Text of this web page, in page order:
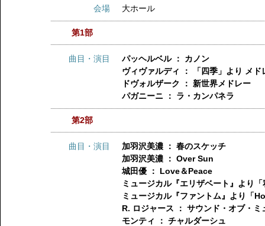
会場
大ホール
第1部
曲目・演目
パッヘルベル ： カノン
ヴィヴァルディ ： 「四季」より メド
ドヴォルザーク ： 新世界メドレー
パガニーニ ： ラ・カンパネラ
第2部
曲目・演目
加羽沢美濃 ： 春のスケッチ
加羽沢美濃 ： Over Sun
城田優 ： Love＆Peace
ミュージカル『エリザベート』より
ミュージカル『ファントム』より「
R. ロジャース ： サウンド・オブ・ミ
モンティ ： チャルダーシュ